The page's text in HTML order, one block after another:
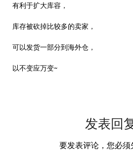
有利于扩大库容，
库存被砍掉比较多的卖家，
可以发货一部分到海外仓，
以不变应万变~
发表回
要发表评论，您必须